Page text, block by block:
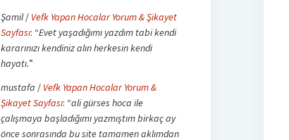
Şamil/ Vefk Yapan Hocalar Yorum & Şikayet
Sayfası: “Evet yaşadığımı yazdım tabi kendi
kararınızı kendiniz alın herkesin kendi
hayatı.”
mustafa / Vefk Yapan Hocalar Yorum &
Şikayet Sayfası: “ali gürses hoca ile
çalışmaya başladığımı yazmıştım birkaç ay
önce sonrasında bu site tamamen aklımdan